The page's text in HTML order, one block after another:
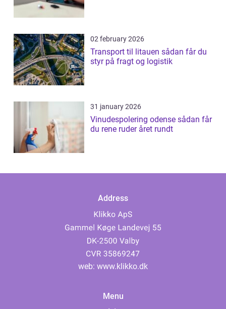
02 february 2026
Transport til litauen sådan får du
styr på fragt og logistik
31 january 2026
Vinudespolering odense sådan får
du rene ruder året rundt
Address
web: www.klikko.dk
Menu